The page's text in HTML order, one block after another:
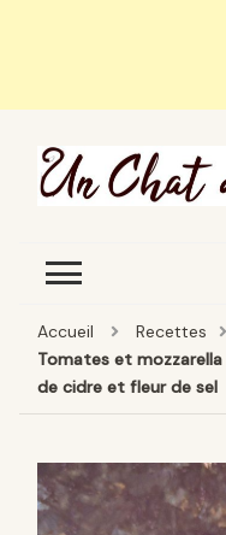
Accueil Recettes
Tomates et mozzarella
de cidre et fleur de sel